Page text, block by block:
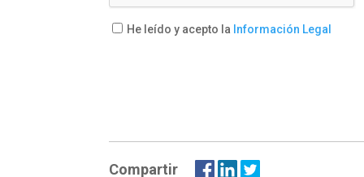
He leído y acepto la Información Legal
Compartir